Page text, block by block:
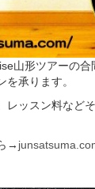
山形ツアーの合
承ります。
レッスン料など
→